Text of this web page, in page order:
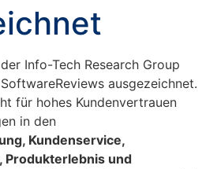
Info-Tech Research Group
ausgezeichnet.
für hohes Kundenvertrauen
in den
Kundenservice,
Produkterlebnis und